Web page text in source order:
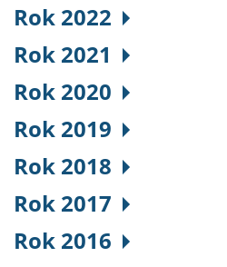
Rok 2022
Rok 2021
Rok 2020
Rok 2019
Rok 2018
Rok 2017
Rok 2016